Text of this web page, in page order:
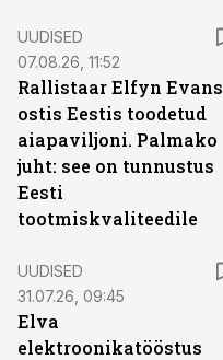
UUDISED
07.08.26, 11:52
Rallistaar Elfyn Evans
ostis Eestis toodetud
aiapaviljoni. Palmako
juht: see on tunnustus
Eesti
tootmiskvaliteedile
UUDISED
31.07.26, 09:45
Elva
elektroonikatööstus